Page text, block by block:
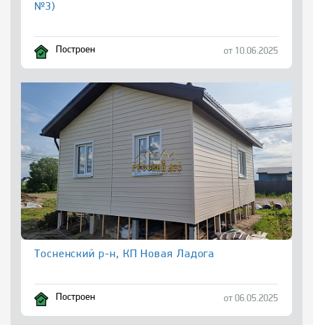
№3)
Построен от 10.06.2025
Тосненский р-н, КП Новая Ладога
Построен от 06.05.2025